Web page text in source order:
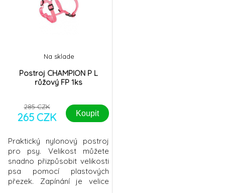
Postroj CHAMPION P L
růžový FP 1ks
Na sklade
285 CZK
265 CZK Koupit
Praktický nylonový postroj
pro psy. Velikost můžete
snadno přizpůsobit velikosti
psa pomocí plastových
přezek. Zapínání je velice